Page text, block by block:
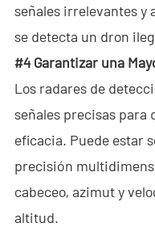
Agente
ES
- EN
señales irrelevantes y
se detecta un dron
#4 Garantizar una
Los radares de
señales precisas para
eficacia. Puede estar
precisión
cabeceo, azimut y
altitud.